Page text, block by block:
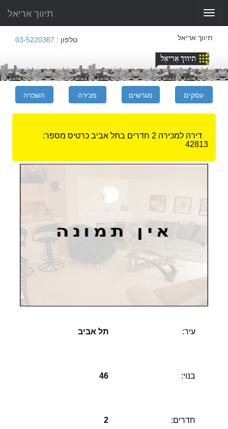
Toggle
navigation
תיווך אריאל
טלפון : 03-5220367 תיווך אריאל
דירה למכירה 2 חדרים בתל אביב
כרטיס מספר:
42813
עיר: תל אביב
בנוי: 46
חדרים: 2